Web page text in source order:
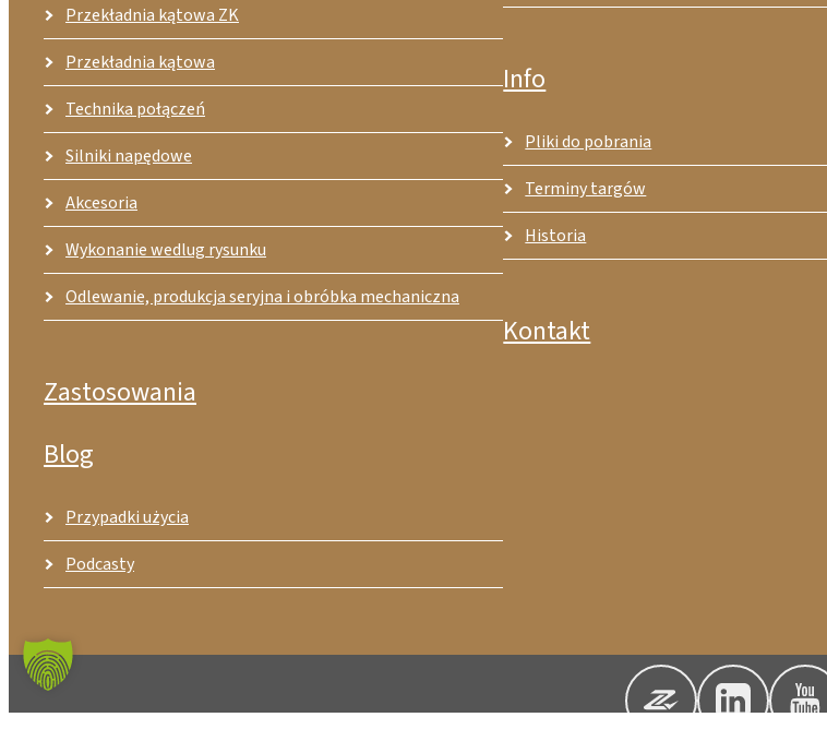
Przekładnia kątowa ZK
Przekładnia kątowa
Technika połączeń
Silniki napędowe
Akcesoria
Wykonanie wedlug rysunku
Odlewanie, produkcja seryjna i obróbka mechaniczna
Zastosowania
Blog
Przypadki użycia
Podcasty
Info
Pliki do pobrania
Terminy targów
Historia
Kontakt